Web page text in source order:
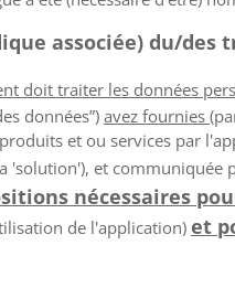
associée) du/des
doit traiter les données
données”) avez fournies
et ou services par
et communiquée
nécessaires
de l'application) et